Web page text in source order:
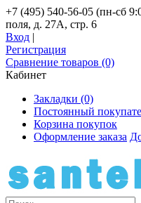
+7 (495) 540-56-05 (пн-сб
поля, д. 27А, стр. 6
Вход |
Регистрация
Сравнение товаров (0)
Кабинет
Закладки (0)
Постоянный
Корзина покупок
Оформление заказа